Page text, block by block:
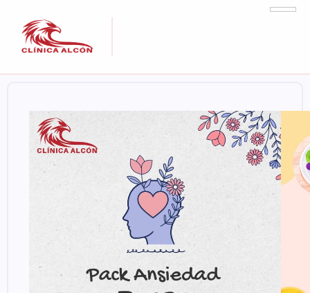
Packs
y
Promociones
disponibles